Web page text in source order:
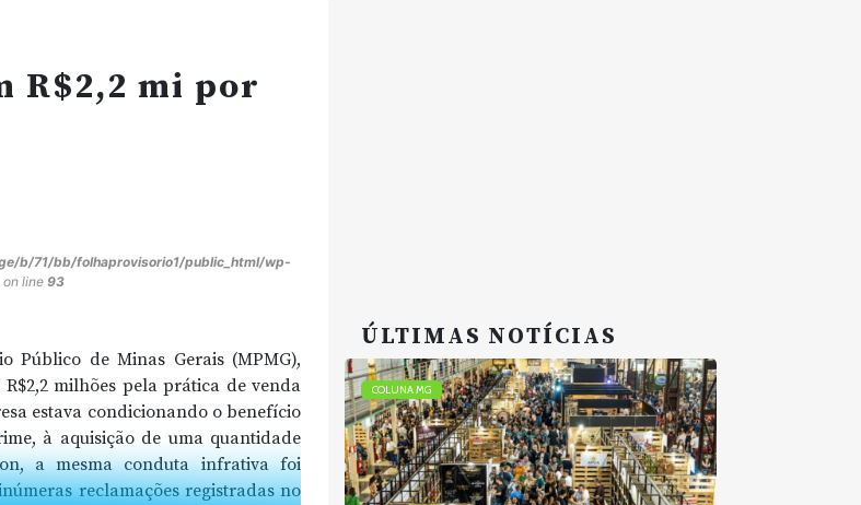
R$2,2 mi por
b/71/bb/folhaprovisorio1/public_html/wp-
on line 93
Público de Minas Gerais (MPMG),
milhões pela prática de venda
estava condicionando o benefício
à aquisição de uma quantidade
a mesma conduta infrativa foi
reclamações registradas no
ÚLTIMAS NOTÍCIAS
COLUNA MG